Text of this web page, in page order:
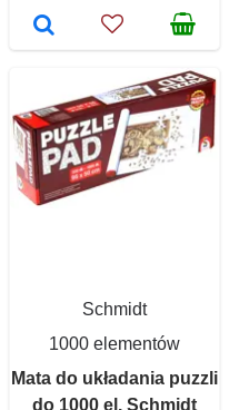
Schmidt
1000 elementów
Mata do układania puzzli
do 1000 el. Schmidt